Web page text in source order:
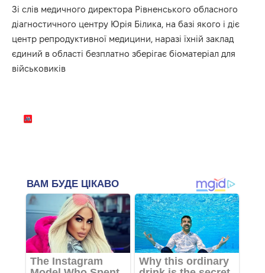
Зі слів медичного директора Рівненського обласного
діагностичного центру Юрія Білика, на базі якого і діє
центр репродуктивної медицини, наразі їхній заклад
єдиний в області безплатно зберігає біоматеріал для
військовиків